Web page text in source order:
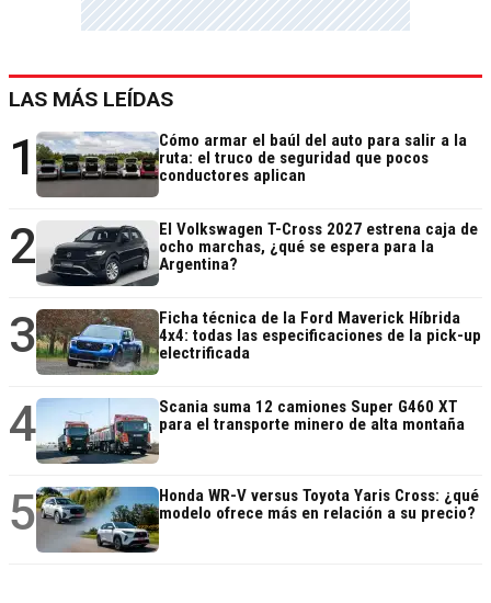
LAS MÁS LEÍDAS
1
Cómo armar el baúl del auto para salir a la
ruta: el truco de seguridad que pocos
conductores aplican
2
El Volkswagen T-Cross 2027 estrena caja de
ocho marchas, ¿qué se espera para la
Argentina?
3
Ficha técnica de la Ford Maverick Híbrida
4x4: todas las especificaciones de la pick-up
electrificada
4
Scania suma 12 camiones Super G460 XT
para el transporte minero de alta montaña
5
Honda WR-V versus Toyota Yaris Cross: ¿qué
modelo ofrece más en relación a su precio?